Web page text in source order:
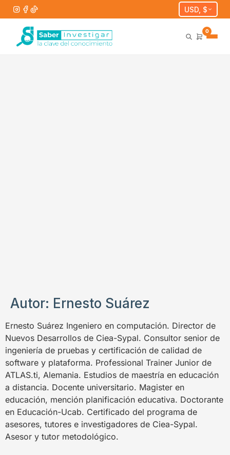
USD, $
0
Autor: Ernesto Suárez
Ernesto Suárez Ingeniero en computación. Director de
Nuevos Desarrollos de Ciea-Sypal. Consultor senior de
ingeniería de pruebas y certificación de calidad de
software y plataforma. Professional Trainer Junior de
ATLAS.ti, Alemania. Estudios de maestría en educación
a distancia. Docente universitario. Magister en
educación, mención planificación educativa. Doctorante
en Educación-Ucab. Certificado del programa de
asesores, tutores e investigadores de Ciea-Sypal.
Asesor y tutor metodológico.